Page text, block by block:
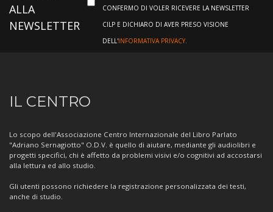
ALLA
NEWSLETTER
CONFERMO DI VOLER RICEVERE LA NEWSLETTER
CILP E DICHIARO DI AVER PRESO VISIONE
DELL'INFORMATIVA PRIVACY.
Informazioni
sul
Centro
IL CENTRO
Lo scopo dell'Associazione Centro Internazionale del Libro Parlato
"Adriano Sernagiotto" O.D.V. è quello di aiutare, mediante gli audiolibri e
progetti specifici, chi è affetto da problemi visivi e/o cognitivi ad accostarsi
alla lettura ed allo studio.
Gli utenti possono richiedere la registrazione personalizzata dei testi,
anche di studio.